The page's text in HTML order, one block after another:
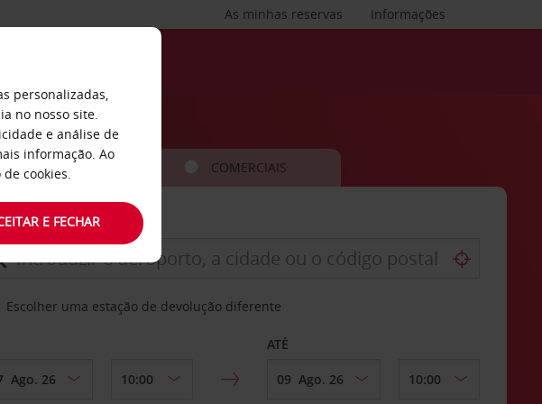
Informações
As minhas reservas
CARRO COMERCIAIS
EM
Escolher uma estação de devolução diferente
ATÉ
personalizadas,
no nosso site.
e análise de
informação. Ao
cookies.
E FECHAR